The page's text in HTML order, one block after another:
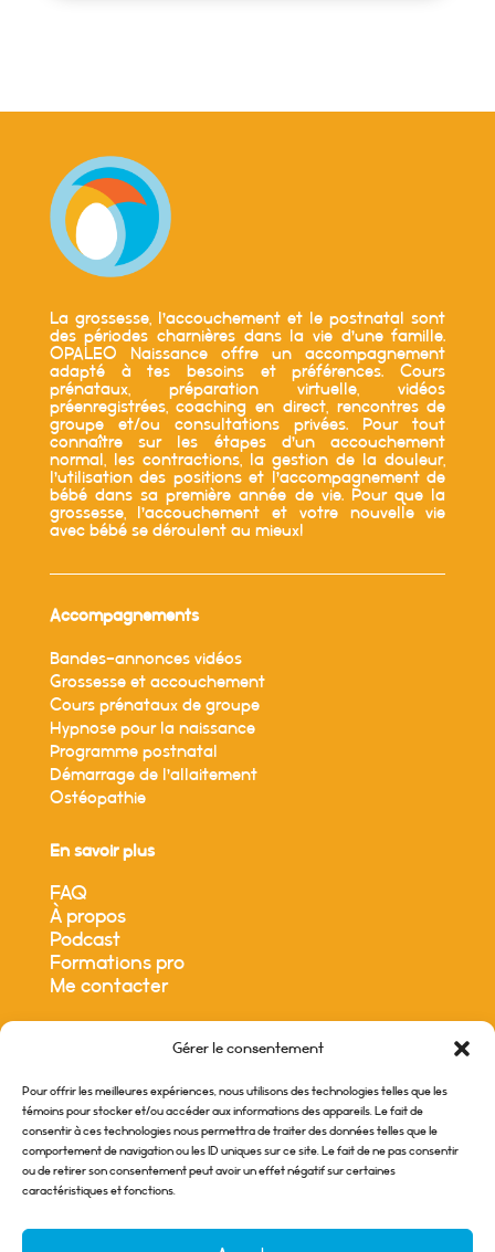
Gérer le consentement
Pour offrir les meilleures expériences, nous utilisons des technologies telles que les
témoins pour stocker et/ou accéder aux informations des appareils. Le fait de
consentir à ces technologies nous permettra de traiter des données telles que le
comportement de navigation ou les ID uniques sur ce site. Le fait de ne pas consentir
ou de retirer son consentement peut avoir un effet négatif sur certaines
caractéristiques et fonctions.
La grossesse, l’accouchement et le postnatal sont
des périodes charnières dans la vie d’une famille.
OPALEO Naissance offre un accompagnement
adapté à tes besoins et préférences. Cours
prénataux, préparation virtuelle, vidéos
préenregistrées, coaching en direct, rencontres de
groupe et/ou consultations privées. Pour tout
connaître sur les étapes d’un accouchement
normal, les contractions, la gestion de la douleur,
l’utilisation des positions et l’accompagnement de
bébé dans sa première année de vie. Pour que la
grossesse, l’accouchement et votre nouvelle vie
avec bébé se déroulent au mieux!
Accompagnements
Bandes-annonces vidéos
Grossesse et accouchement
Cours prénataux de groupe
Hypnose pour la naissance
Programme postnatal
Démarrage de l’allaitement
Ostéopathie
En savoir plus
FAQ
À propos
Podcast
Formations pro
Me contacter
Cours de groupe
Prénataux
Postnataux